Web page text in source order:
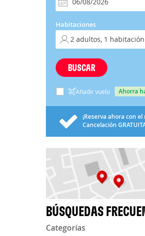
Habitaciones
BUSCAR
Añadir vuelo ahorra
¡Reserva ahora con
Cancelación
BÚSQUEDAS
Categorías